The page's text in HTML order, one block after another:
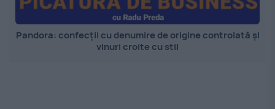
Pandora: confecții cu denumire de origine controlată și
vinuri croite cu stil